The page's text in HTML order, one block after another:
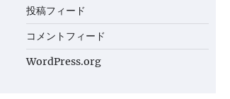
投稿フィード
コメントフィード
WordPress.org